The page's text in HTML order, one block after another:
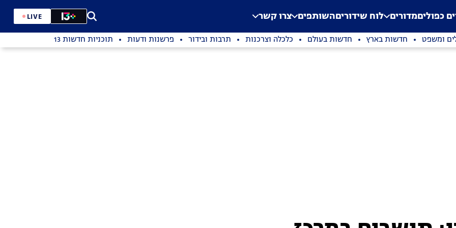
Application error: a
. כפוליםמדורים לוח שידוריםהשותפים צרו קשר LIVE
ומשפט חדשות בארץ חדשות בעולם כלכלה וצרכנות תרבות ובידור פרשנות ודעות תוכניות חדשות 13